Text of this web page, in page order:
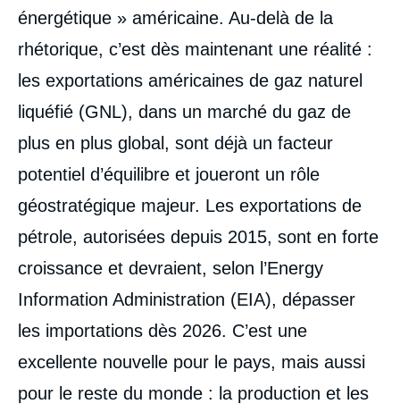
énergétique » américaine. Au-delà de la
rhétorique, c’est dès maintenant une réalité :
les exportations américaines de gaz naturel
liquéfié (GNL), dans un marché du gaz de
plus en plus global, sont déjà un facteur
potentiel d’équilibre et joueront un rôle
géostratégique majeur. Les exportations de
pétrole, autorisées depuis 2015, sont en forte
croissance et devraient, selon l’Energy
Information Administration (EIA), dépasser
les importations dès 2026. C’est une
excellente nouvelle pour le pays, mais aussi
pour le reste du monde : la production et les